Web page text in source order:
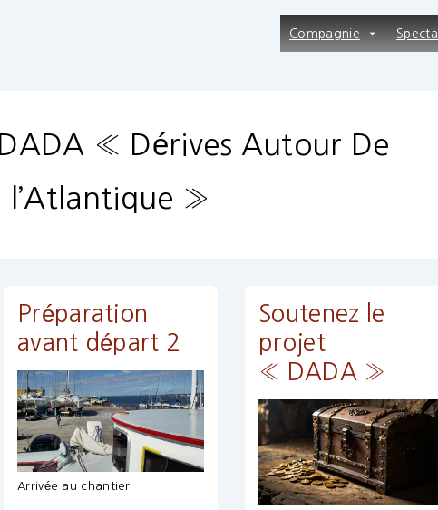
Main
Compagnie
DADA « Dérives Autour De
l’Atlantique »
Préparation
avant départ 2
Arrivée au chantier
Soutenez le
projet
« DADA »